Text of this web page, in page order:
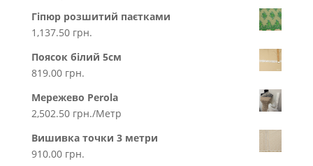
Гіпюр розшитий паєтками
1,137.50 грн.
Поясок білий 5см
819.00 грн.
Мережево Perola
2,502.50 грн./Метр
Вишивка точки 3 метри
910.00 грн.